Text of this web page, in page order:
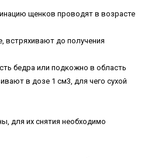
щенков проводят в возрасте
встряхивают до получения
бедра или подкожно в область
в дозе 1 см3, для чего сухой
для их снятия необходимо